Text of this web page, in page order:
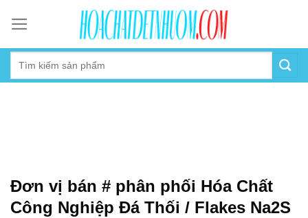
content
Đơn vị bán # phân phối Hóa Chất
Công Nghiệp Đá Thối / Flakes Na2S